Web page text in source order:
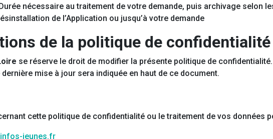
Durée nécessaire au traitement de votre demande, puis archivage selon
de l’Application ou jusqu’à votre demande
de la politique de confidentialité
se réserve le droit de modifier la présente politique de
dernière mise à jour sera indiquée en haut de ce document.
cette politique de confidentialité ou le traitement de vos données
jeunes.fr